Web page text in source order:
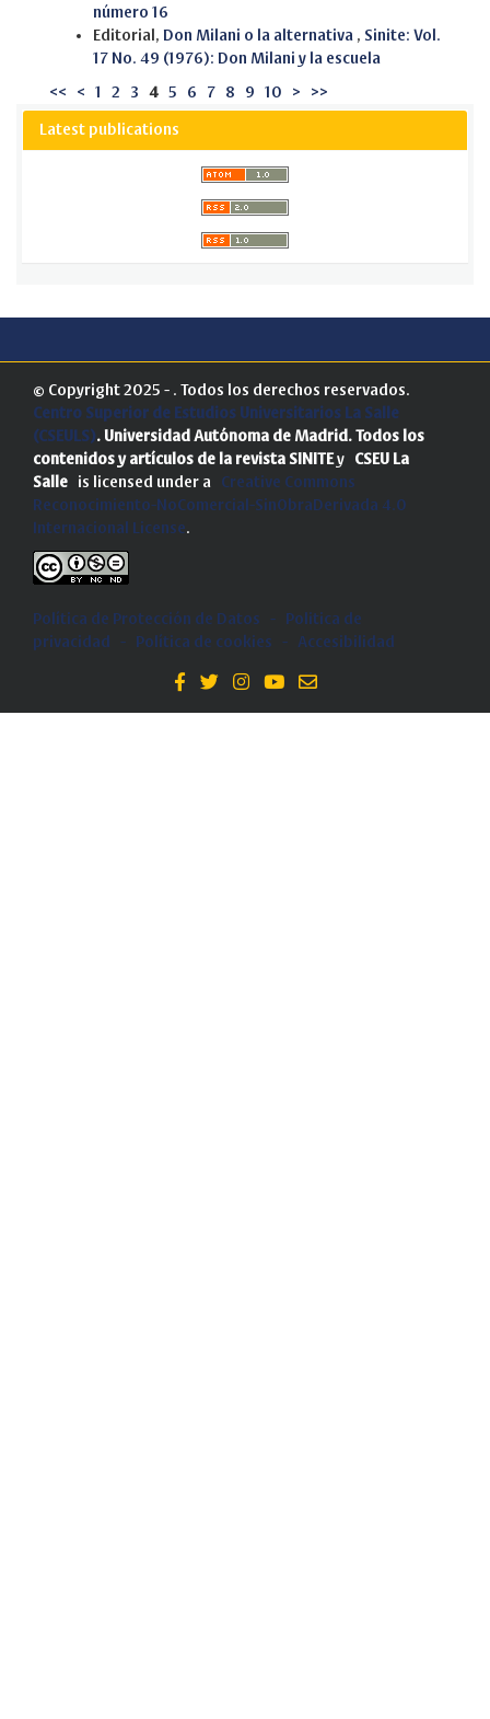
número 16
Editorial, Don Milani o la alternativa , Sinite: Vol.
17 No. 49 (1976): Don Milani y la escuela
<< < 1 2 3 4 5 6 7 8 9 10 > >>
Latest publications
© Copyright 2025 - . Todos los derechos reservados.
Centro Superior de Estudios Universitarios La Salle
(CSEULS). Universidad Autónoma de Madrid. Todos los
contenidos y artículos de la revista SINITEy CSEU La
Salle is licensed under a Creative Commons
Reconocimiento-NoComercial-SinObraDerivada 4.0
Internacional License.
Política de Protección de Datos - Politica de
privacidad
- Política de cookies - Accesibilidad